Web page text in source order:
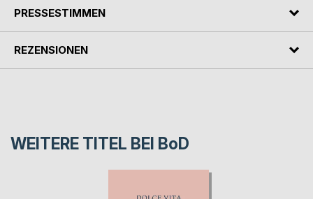
PRESSESTIMMEN
REZENSIONEN
WEITERE TITEL BEI BoD